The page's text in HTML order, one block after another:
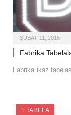
ŞUBAT 11, 2016
Fabrika
Fabrika ikaz
1 TABELA